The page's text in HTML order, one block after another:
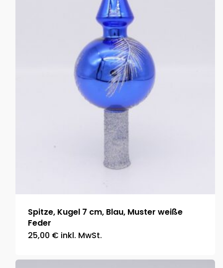
Spitze, Kugel 7 cm, Blau, Muster weiße
Feder
25,00 € inkl. MwSt.